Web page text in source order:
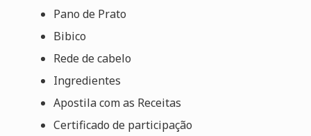
Pano de Prato
Bibico
Rede de cabelo
Ingredientes
Apostila com as Receitas
Certificado de participação